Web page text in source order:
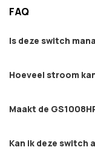
FAQ
Is deze switch
Hoeveel stroom
Maakt de
Kan ik deze switch